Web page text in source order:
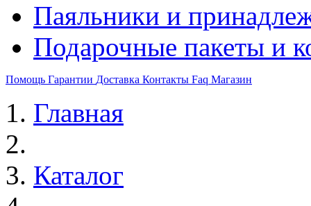
Паяльники и
Подарочные пакеты и
Помощь Гарантии Доставка Контакты Faq Магазин
Главная
Каталог